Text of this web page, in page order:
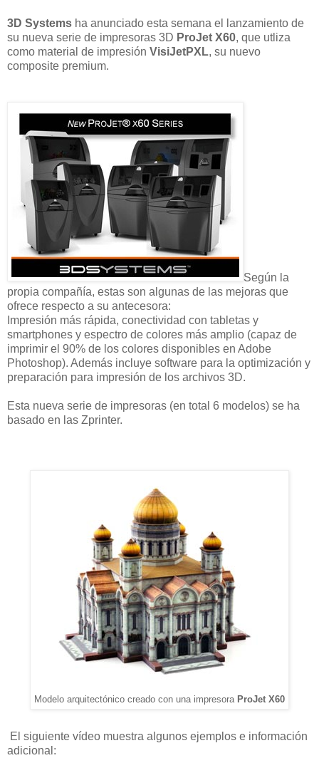
3D Systems ha anunciado esta semana el lanzamiento de
su nueva serie de impresoras 3D ProJet X60, que utliza
como material de impresión VisiJetPXL, su nuevo
composite premium.
Según la
propia compañía, estas son algunas de las mejoras que
ofrece respecto a su antecesora:
Impresión más rápida, conectividad con tabletas y
smartphones y espectro de colores más amplio (capaz de
imprimir el 90% de los colores disponibles en Adobe
Photoshop). Además incluye software para la optimización y
preparación para impresión de los archivos 3D.
Esta nueva serie de impresoras (en total 6 modelos) se ha
basado en las Zprinter.
Modelo arquitectónico creado con una impresora ProJet X60
El siguiente vídeo muestra algunos ejemplos e información
adicional: